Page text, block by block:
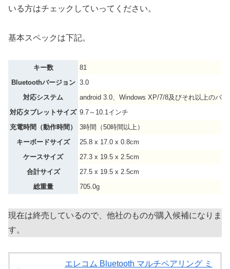
いる方はチェックしていってください。
基本スペックは下記。
キー数
81
Bluetoothバージョン 3.0
対応システム
android 3.0、Windows XP/7/8及びそれ以上のバ
対応タブレットサイズ 9.7～10.1インチ
充電時間（動作時間）
3時間（50時間以上）
キーボードサイズ
25.8 x 17.0 x 0.8cm
ケースサイズ
27.3 x 19.5 x 2.5cm
合計サイズ
27.5 x 19.5 x 2.5cm
総重量
705.0g
現在は終売しているので、他社のものが購入候補になりま
す。
エレコム Bluetooth マルチペアリング ミ